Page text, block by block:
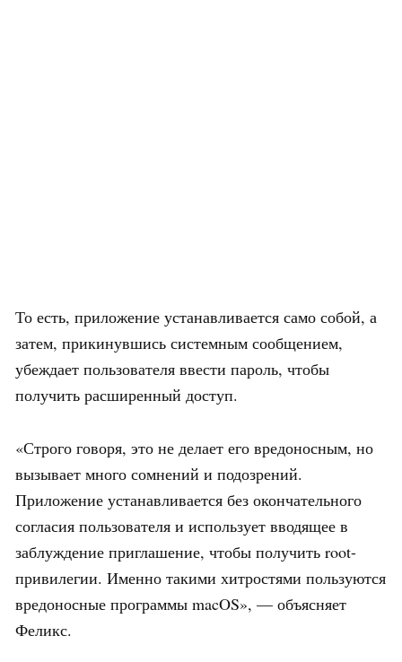
То есть, приложение устанавливается само собой, а
затем, прикинувшись системным сообщением,
убеждает пользователя ввести пароль, чтобы
получить расширенный доступ.
«Строго говоря, это не делает его вредоносным, но
вызывает много сомнений и подозрений.
Приложение устанавливается без окончательного
согласия пользователя и использует вводящее в
заблуждение приглашение, чтобы получить root-
привилегии. Именно такими хитростями пользуются
вредоносные программы macOS», — объясняет
Феликс.